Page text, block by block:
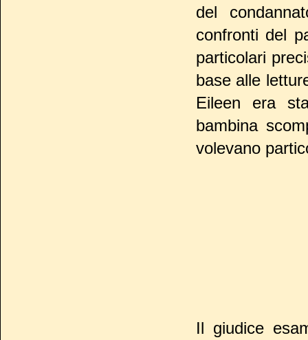
del
confronti del
particolari
base alle
Eileen era
bambina
volevano
Il giudice